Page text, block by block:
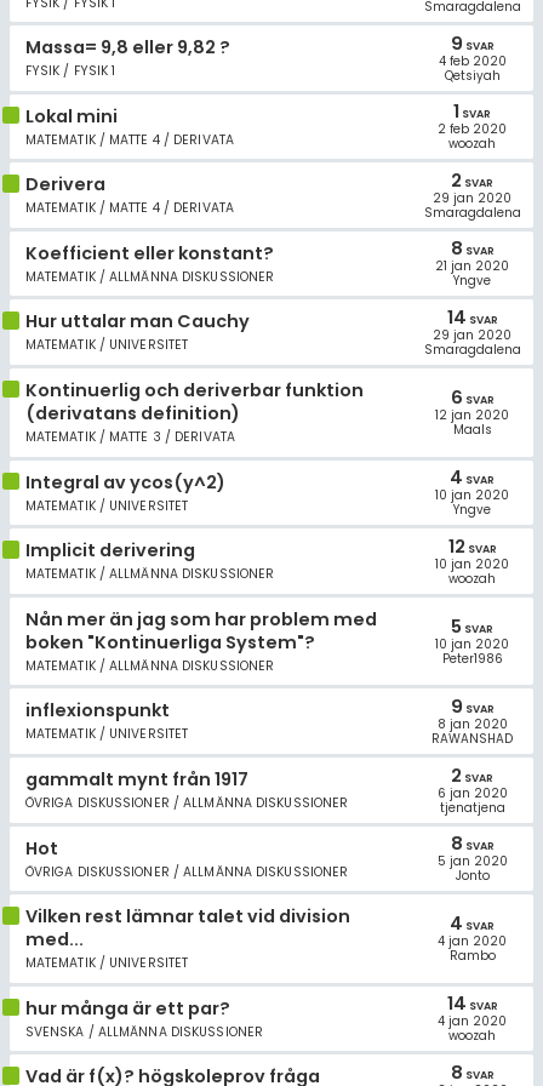
Smaragdalena
Massa= 9,8 eller 9,82 ?
FYSIK / FYSIK 1
9 SVAR
4 feb 2020
Qetsiyah
Lokal mini
MATEMATIK / MATTE 4 / DERIVATA
1 SVAR
2 feb 2020
woozah
Derivera
MATEMATIK / MATTE 4 / DERIVATA
2 SVAR
29 jan 2020
Smaragdalena
Koefficient eller konstant?
MATEMATIK / ALLMÄNNA DISKUSSIONER
8 SVAR
21 jan 2020
Yngve
Hur uttalar man Cauchy
MATEMATIK / UNIVERSITET
14 SVAR
29 jan 2020
Smaragdalena
Kontinuerlig och deriverbar funktion
(derivatans definition)
MATEMATIK / MATTE 3 / DERIVATA
6 SVAR
12 jan 2020
Maals
Integral av ycos(y^2)
MATEMATIK / UNIVERSITET
4 SVAR
10 jan 2020
Yngve
Implicit derivering
MATEMATIK / ALLMÄNNA DISKUSSIONER
12 SVAR
10 jan 2020
woozah
Nån mer än jag som har problem med
boken "Kontinuerliga System"?
MATEMATIK / ALLMÄNNA DISKUSSIONER
5 SVAR
10 jan 2020
Peter1986
inflexionspunkt
MATEMATIK / UNIVERSITET
9 SVAR
8 jan 2020
RAWANSHAD
gammalt mynt från 1917
ÖVRIGA DISKUSSIONER / ALLMÄNNA DISKUSSIONER
2 SVAR
6 jan 2020
tjenatjena
Hot
ÖVRIGA DISKUSSIONER / ALLMÄNNA DISKUSSIONER
8 SVAR
5 jan 2020
Jonto
Vilken rest lämnar talet vid division
med...
MATEMATIK / UNIVERSITET
4 SVAR
4 jan 2020
Rambo
hur många är ett par?
SVENSKA / ALLMÄNNA DISKUSSIONER
14 SVAR
4 jan 2020
woozah
Vad är f(x)? högskoleprov fråga 8 SVAR